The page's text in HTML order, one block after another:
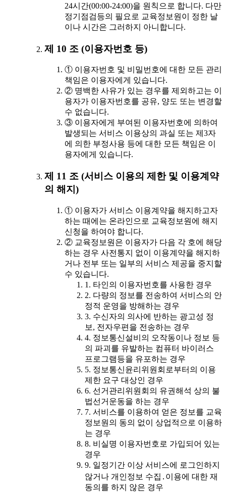
24시간(00:00-24:00)을 원칙으로 합니다. 다만
정기점검등의 필요로 교육정보원이 정한 날
이나 시간은 그러하지 아니합니다.
제 10 조 (이용자번호 등)
① 이용자번호 및 비밀번호에 대한 모든 관리
책임은 이용자에게 있습니다.
② 명백한 사유가 있는 경우를 제외하고는 이
용자가 이용자번호를 공유, 양도 또는 변경할
수 없습니다.
③ 이용자에게 부여된 이용자번호에 의하여
발생되는 서비스 이용상의 과실 또는 제3자
에 의한 부정사용 등에 대한 모든 책임은 이
용자에게 있습니다.
제 11 조 (서비스 이용의 제한 및 이용계약
의 해지)
① 이용자가 서비스 이용계약을 해지하고자
하는 때에는 온라인으로 교육정보원에 해지
신청을 하여야 합니다.
② 교육정보원은 이용자가 다음 각 호에 해당
하는 경우 사전통지 없이 이용계약을 해지하
거나 전부 또는 일부의 서비스 제공을 중지할
수 있습니다.
1. 타인의 이용자번호를 사용한 경우
2. 다량의 정보를 전송하여 서비스의 안
정적 운영을 방해하는 경우
3. 수신자의 의사에 반하는 광고성 정
보, 전자우편을 전송하는 경우
4. 정보통신설비의 오작동이나 정보 등
의 파괴를 유발하는 컴퓨터 바이러스
프로그램등을 유포하는 경우
5. 정보통신윤리위원회로부터의 이용
제한 요구 대상인 경우
6. 선거관리위원회의 유권해석 상의 불
법선거운동을 하는 경우
7. 서비스를 이용하여 얻은 정보를 교육
정보원의 동의 없이 상업적으로 이용하
는 경우
8. 비실명 이용자번호로 가입되어 있는
경우
9. 일정기간 이상 서비스에 로그인하지
않거나 개인정보 수집․이용에 대한 재
동의를 하지 않은 경우